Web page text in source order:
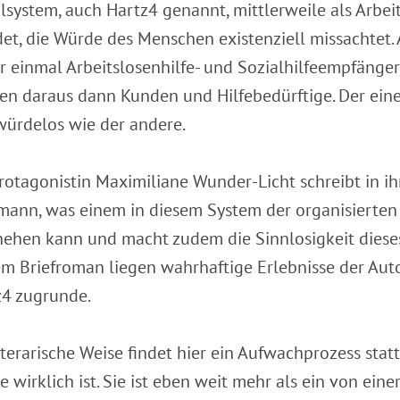
auch Hartz4 genannt, mittlerweile als
die Würde des Menschen existenziell
einmal Arbeitslosenhilfe- und
daraus dann Kunden und Hilfebedürftige. Der
wie der andere.
Maximiliane Wunder-Licht schreibt in
was einem in diesem System der
kann und macht zudem die Sinnlosigkeit
Briefroman liegen wahrhaftige Erlebnisse der
zugrunde.
Weise findet hier ein Aufwachprozess
wirklich ist. Sie ist eben weit mehr als ein von